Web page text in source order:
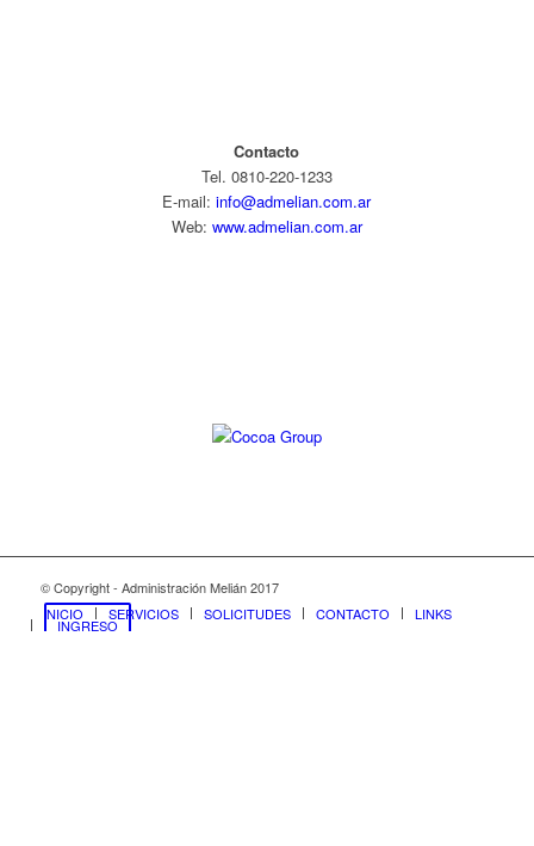
Contacto
Tel. 0810-220-1233
E-mail:info@admelian.com.ar
Web: www.admelian.com.ar
© Copyright - Administración Melián 2017
INICIO
SERVICIOS SOLICITUDES CONTACTO LINKS
INGRESO